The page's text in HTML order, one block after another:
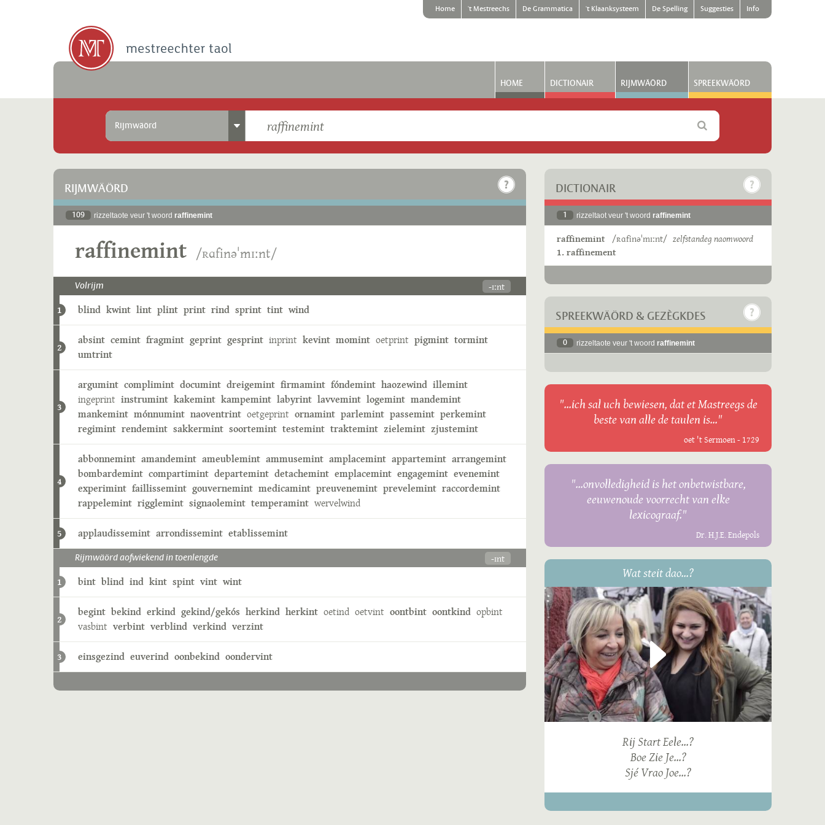
Home 't Mestreechs De Grammatica 't Klaanksysteem De Spelling Suggesties Info
HOME DICTIONAIR RIJMWÄÖRD SPREEKWÄÖRD
Rijmwäörd
RIJMWÄÖRD
109 rizzeltaote veur 't woord raffinemint
raffinemint /ʀɑfinəˈmɪːnt/
Volrijm -ɪːnt
1 blind kwint lint plint print rind sprint tint wind
2
absint cemint fragmint geprint gesprint inprint kevint momint oetprint pigmint tormint
umtrint
3
argumint complimint documint dreigemint firmamint fóndemint haozewind illemint
ingeprint instrumint kakemint kampemint labyrint lavvemint logemint mandemint
mankemint mónnumint naoventrint oetgeprint ornamint parlemint passemint perkemint
regimint rendemint sakkermint soortemint testemint traktemint zielemint zjustemint
4
abbonnemint amandemint ameublemint ammusemint amplacemint appartemint arrangemint
bombardemint compartimint departemint detachemint emplacemint engagemint evenemint
experimint faillissemint gouvernemint medicamint preuvenemint prevelemint raccordemint
rappelemint rigglemint signaolemint temperamint wervelwind
5 applaudissemint arrondissemint etablissemint
Rijmwäörd aofwiekend in toenlengde -ɪnt
1 bint blind ind kint spint vint wint
2
begint bekind erkind gekind/gekós herkind herkint oetind oetvint oontbint oontkind opbint
vasbint verbint verblind verkind verzint
3 einsgezind euverind oonbekind oondervint
DICTIONAIR
1 rizzeltaot veur 't woord raffinemint
raffinemint /ʀɑfinəˈmɪːnt/ zelfstandeg naomwoord
1. raffinement
SPREEKWÄÖRD & GEZÈGKDES
0 rizzeltaote veur 't woord raffinemint
"...ich sal uch bewiesen, dat et Mastreegs de
beste van alle de taulen is..."
oet 't Sermoen - 1729
"...onvolledigheid is het onbetwistbare,
eeuwenoude voorrecht van elke
lexicograaf."
Dr. H.J.E. Endepols
Wat steit dao...?
Rij Start Eele...?
Boe Zie Je...?
Sjé Vrao Joe...?